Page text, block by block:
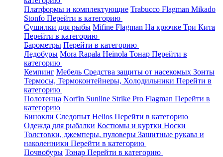
Платформы и комплектующие Trabucco Flagman Mikado
Stonfo Перейти в категорию
Сушилки для рыбы Mifine Flagman На крючке Три Кита
Перейти в категорию
Барометры Перейти в категорию
Ледобуры Mora Rapala Heinola Тонар Перейти в
категорию
Кемпинг Мебель Средства защиты от насекомых Зонты
Термосы, Термоконтейнеры, Холодильники Перейти в
категорию
Полотенца Norfin Sunline Strike Pro Flagman Перейти в
категорию
Бинокли Следопыт Helios Перейти в категорию
Одежда для рыбалки Костюмы и куртки Носки
Толстовки, джемперы, пуловеры Защитные рукава и
наколенники Перейти в категорию
Почвобуры Тонар Перейти в категорию